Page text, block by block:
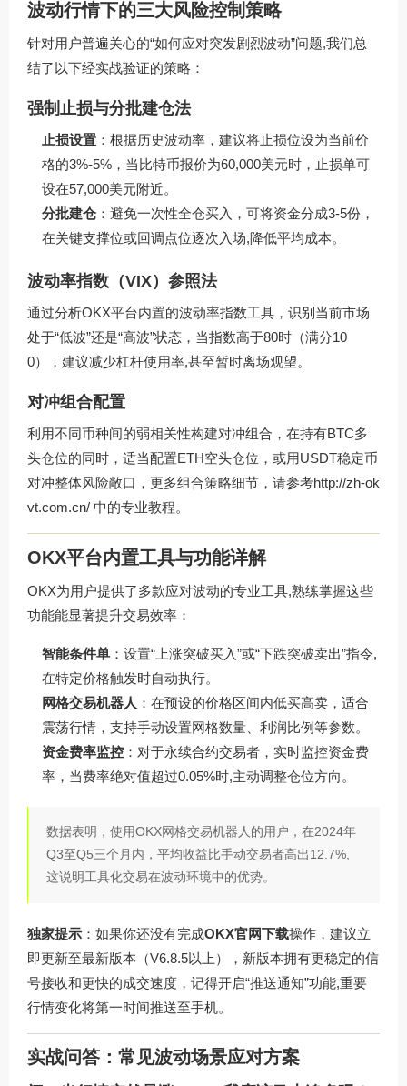
波动行情下的三大风险控制策略
针对用户普遍关心的“如何应对突发剧烈波动”问题,我们总
结了以下经实战验证的策略：
强制止损与分批建仓法
止损设置 ：根据历史波动率，建议将止损位设为当前价
格的3%-5%，当比特币报价为60,000美元时，止损单可
设在57,000美元附近。
分批建仓 ：避免一次性全仓买入，可将资金分成3-5份，
在关键支撑位或回调点位逐次入场,降低平均成本。
波动率指数（VIX）参照法
通过分析OKX平台内置的波动率指数工具，识别当前市场
处于“低波”还是“高波”状态，当指数高于80时（满分10
0），建议减少杠杆使用率,甚至暂时离场观望。
对冲组合配置
利用不同币种间的弱相关性构建对冲组合，在持有BTC多
头仓位的同时，适当配置ETH空头仓位，或用USDT稳定币
对冲整体风险敞口，更多组合策略细节，请参考http://zh-ok
vt.com.cn/ 中的专业教程。
OKX平台内置工具与功能详解
OKX为用户提供了多款应对波动的专业工具,熟练掌握这些
功能能显著提升交易效率：
智能条件单 ：设置“上涨突破买入”或“下跌突破卖出”指令,
在特定价格触发时自动执行。
网格交易机器人 ：在预设的价格区间内低买高卖，适合
震荡行情，支持手动设置网格数量、利润比例等参数。
资金费率监控 ：对于永续合约交易者，实时监控资金费
率，当费率绝对值超过0.05%时,主动调整仓位方向。
数据表明，使用OKX网格交易机器人的用户，在2024年
Q3至Q5三个月内，平均收益比手动交易者高出12.7%,
这说明工具化交易在波动环境中的优势。
独家提示 ：如果你还没有完成OKX官网下载操作，建议立
即更新至最新版本（V6.8.5以上），新版本拥有更稳定的信
号接收和更快的成交速度，记得开启“推送通知”功能,重要
行情变化将第一时间推送至手机。
实战问答：常见波动场景应对方案